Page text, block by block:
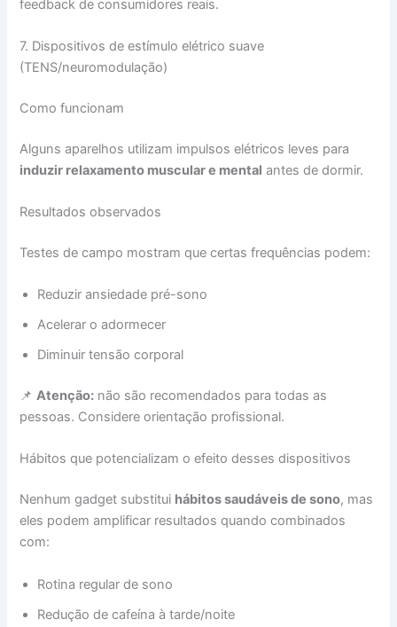
feedback de consumidores reais.
7. Dispositivos de estímulo elétrico suave
(TENS/neuromodulação)
Como funcionam
Alguns aparelhos utilizam impulsos elétricos leves para
induzir relaxamento muscular e mental antes de dormir.
Resultados observados
Testes de campo mostram que certas frequências podem:
Reduzir ansiedade pré-sono
Acelerar o adormecer
Diminuir tensão corporal
📌Atenção: não são recomendados para todas as
pessoas. Considere orientação profissional.
Hábitos que potencializam o efeito desses dispositivos
Nenhum gadget substitui hábitos saudáveis de sono, mas
eles podem amplificar resultados quando combinados
com:
Rotina regular de sono
Redução de cafeína à tarde/noite